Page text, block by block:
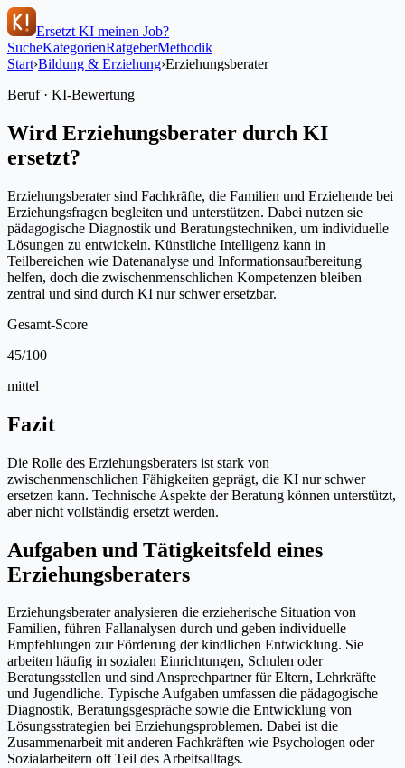
Ersetzt KI meinen Job?
SucheKategorienRatgeberMethodik
Start›Bildung & Erziehung›Erziehungsberater
Beruf · KI-Bewertung
Wird Erziehungsberater durch KI
ersetzt?
Erziehungsberater sind Fachkräfte, die Familien und Erziehende bei
Erziehungsfragen begleiten und unterstützen. Dabei nutzen sie
pädagogische Diagnostik und Beratungstechniken, um individuelle
Lösungen zu entwickeln. Künstliche Intelligenz kann in
Teilbereichen wie Datenanalyse und Informationsaufbereitung
helfen, doch die zwischenmenschlichen Kompetenzen bleiben
zentral und sind durch KI nur schwer ersetzbar.
Gesamt-Score
45/100
mittel
Fazit
Die Rolle des Erziehungsberaters ist stark von
zwischenmenschlichen Fähigkeiten geprägt, die KI nur schwer
ersetzen kann. Technische Aspekte der Beratung können unterstützt,
aber nicht vollständig ersetzt werden.
Aufgaben und Tätigkeitsfeld eines
Erziehungsberaters
Erziehungsberater analysieren die erzieherische Situation von
Familien, führen Fallanalysen durch und geben individuelle
Empfehlungen zur Förderung der kindlichen Entwicklung. Sie
arbeiten häufig in sozialen Einrichtungen, Schulen oder
Beratungsstellen und sind Ansprechpartner für Eltern, Lehrkräfte
und Jugendliche. Typische Aufgaben umfassen die pädagogische
Diagnostik, Beratungsgespräche sowie die Entwicklung von
Lösungsstrategien bei Erziehungsproblemen. Dabei ist die
Zusammenarbeit mit anderen Fachkräften wie Psychologen oder
Sozialarbeitern oft Teil des Arbeitsalltags.